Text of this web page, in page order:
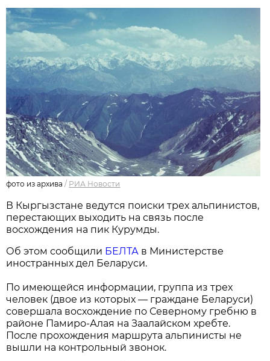
фото из архива / РИА Новости
В Кыргызстане ведутся поиски трех альпинистов,
перестающих выходить на связь после
восхождения на пик Курумды.
Об этом сообщили БЕЛТА в Министерстве
иностранных дел Беларуси.
По имеющейся информации, группа из трех
человек (двое из которых — граждане Беларуси)
совершала восхождение по Северному гребню в
районе Памиро-Алая на Заалайском хребте.
После прохождения маршрута альпинисты не
вышли на контрольный звонок.